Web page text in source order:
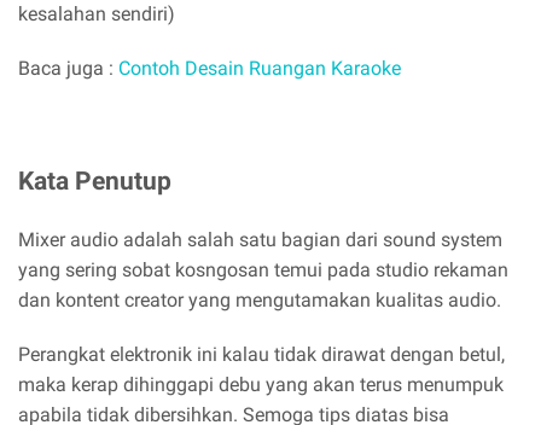
kesalahan sendiri)
Baca juga : Contoh Desain Ruangan Karaoke
Kata Penutup
Mixer audio adalah salah satu bagian dari sound system
yang sering sobat kosngosan temui pada studio rekaman
dan kontent creator yang mengutamakan kualitas audio.
Perangkat elektronik ini kalau tidak dirawat dengan betul,
maka kerap dihinggapi debu yang akan terus menumpuk
apabila tidak dibersihkan. Semoga tips diatas bisa